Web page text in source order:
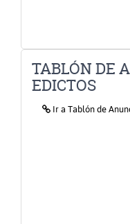
TABLÓN DE
EDICTOS
Icono
Ir a Tablón de